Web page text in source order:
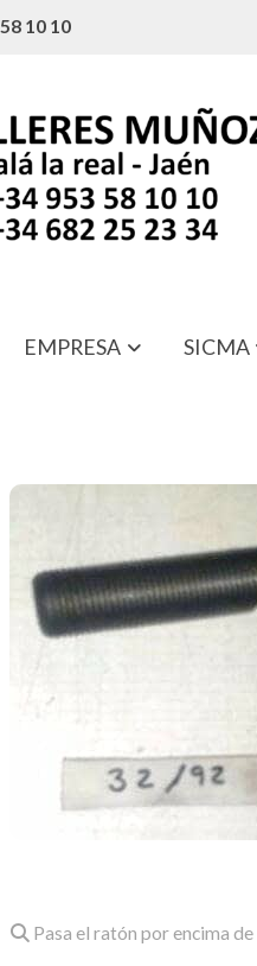
10 10
EMPRESA SICMA
EBRO
Pasa el ratón por encima